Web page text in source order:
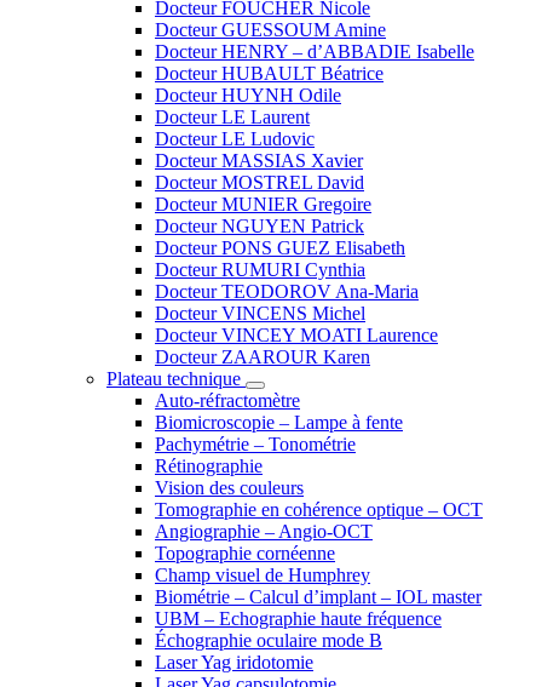
Docteur FOUCHER Nicole
Docteur GUESSOUM Amine
Docteur HENRY – d’ABBADIE Isabelle
Docteur HUBAULT Béatrice
Docteur HUYNH Odile
Docteur LE Laurent
Docteur LE Ludovic
Docteur MASSIAS Xavier
Docteur MOSTREL David
Docteur MUNIER Gregoire
Docteur NGUYEN Patrick
Docteur PONS GUEZ Elisabeth
Docteur RUMURI Cynthia
Docteur TEODOROV Ana-Maria
Docteur VINCENS Michel
Docteur VINCEY MOATI Laurence
Docteur ZAAROUR Karen
Plateau technique
Auto-réfractomètre
Biomicroscopie – Lampe à fente
Pachymétrie – Tonométrie
Rétinographie
Vision des couleurs
Tomographie en cohérence optique – OCT
Angiographie – Angio-OCT
Topographie cornéenne
Champ visuel de Humphrey
Biométrie – Calcul d’implant – IOL master
UBM – Echographie haute fréquence
Échographie oculaire mode B
Laser Yag iridotomie